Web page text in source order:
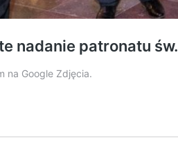
nadanie patronatu
na Google Zdjęcia.